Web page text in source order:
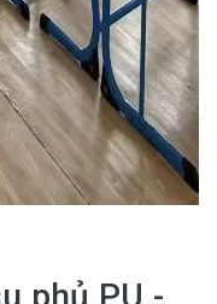
phủ PU -